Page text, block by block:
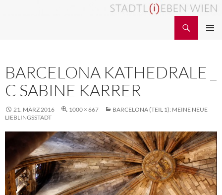
BARCELONA KATHEDRALE _
C SABINE KARRER
21. MÄRZ 2016 1000 × 667
BARCELONA (TEIL 1): MEINE NEUE
LIEBLINGSSTADT